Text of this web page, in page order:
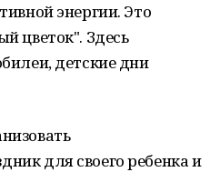
энергии. Это
цветок". Здесь
детские дни
для своего ребенка и